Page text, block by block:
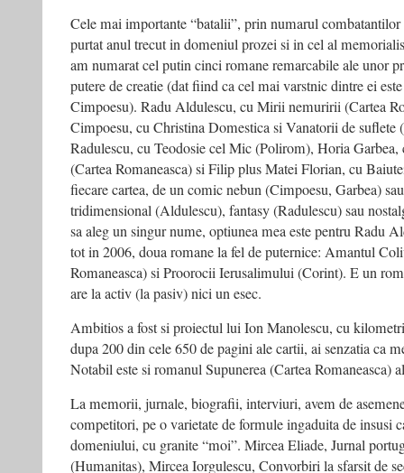
Cele mai importante “batalii”, prin numarul
purtat anul trecut in domeniul prozei si in cel al
am numarat cel putin cinci romane remarcabile ale unor
putere de creatie (dat fiind ca cel mai varstnic dintre ei
Cimpoesu). Radu Aldulescu, cu Mirii nemuririi (Cartea
Cimpoesu, cu Christina Domestica si Vanatorii de suflete
Radulescu, cu Teodosie cel Mic (Polirom), Horia
(Cartea Romaneasca) si Filip plus Matei Florian, cu
fiecare cartea, de un comic nebun (Cimpoesu, Garbea)
tridimensional (Aldulescu), fantasy (Radulescu) sau
sa aleg un singur nume, optiunea mea este pentru Radu
tot in 2006, doua romane la fel de puternice: Amantul
Romaneasca) si Proorocii Ierusalimului (Corint). E un
are la activ (la pasiv) nici un esec.
Ambitios a fost si proiectul lui Ion Manolescu, cu
dupa 200 din cele 650 de pagini ale cartii, ai senzatia ca
Notabil este si romanul Supunerea (Cartea Romaneasca)
La memorii, jurnale, biografii, interviuri, avem de
competitori, pe o varietate de formule ingaduita de insusi
domeniului, cu granite “moi”. Mircea Eliade, Jurnal
(Humanitas), Mircea Iorgulescu, Convorbiri la sfarsit de